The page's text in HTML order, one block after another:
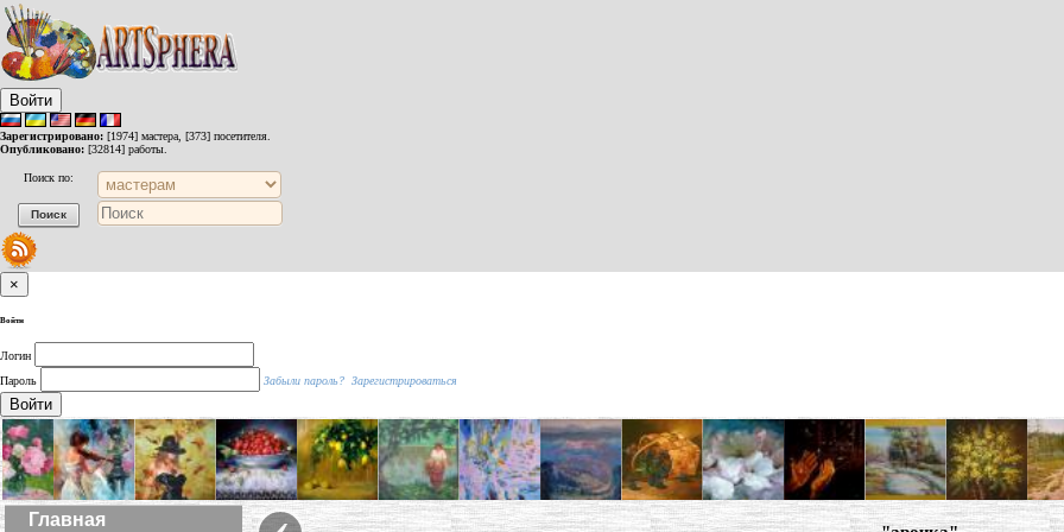
Войти
Зарегистрировано: [1974] мастера, [373] посетителя.
Опубликовано: [32814] работы.
Поиск по:
×
Войти
Логин
Пароль
Забыли пароль? Зарегистрироваться
Войти
Главная